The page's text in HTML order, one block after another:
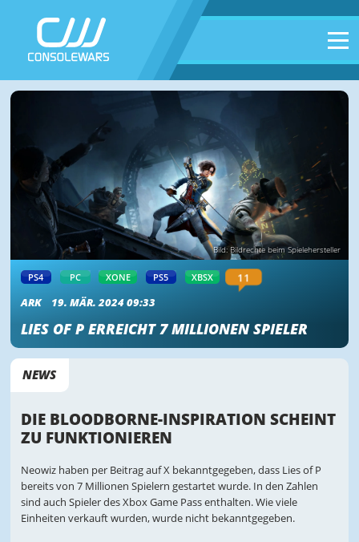
Bild: Bildrechte beim Spielehersteller
PS4 PC XONE PS5 XBSX 11
ARK 19. MÄR. 2024 09:33
LIES OF P ERREICHT 7 MILLIONEN SPIELER
NEWS
DIE BLOODBORNE-INSPIRATION SCHEINT
ZU FUNKTIONIEREN
Neowiz haben per Beitrag auf X bekanntgegeben, dass Lies of P
bereits von 7 Millionen Spielern gestartet wurde. In den Zahlen
sind auch Spieler des Xbox Game Pass enthalten. Wie viele
Einheiten verkauft wurden, wurde nicht bekanntgegeben.